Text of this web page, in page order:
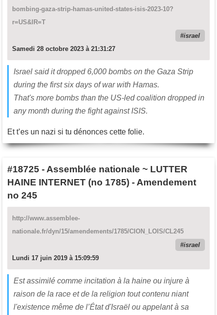
bombing-gaza-strip-hamas-united-states-isis-2023-10?
r=US&IR=T
israel
Samedi 28 octobre 2023 à 21:31:27
Israel said it dropped 6,000 bombs on the Gaza Strip
during the first six days of war with Hamas.
That's more bombs than the US-led coalition dropped in
any month during the fight against ISIS.
Et t’es un nazi si tu dénonces cette folie.
#18725 - Assemblée nationale ~ LUTTER
HAINE INTERNET (no 1785) - Amendement
no 245
http://www.assemblee-
nationale.fr/dyn/15/amendements/1785/CION_LOIS/CL245
israel
Lundi 17 juin 2019 à 15:09:59
Est assimilé comme incitation à la haine ou injure à
raison de la race et de la religion tout contenu niant
l'existence même de l’État d'Israël ou appelant à sa